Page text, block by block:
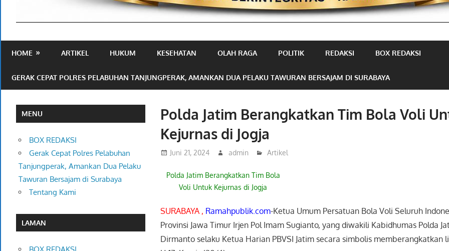
Publik
HOME ARTIKEL HUKUM KESEHATAN OLAH RAGA POLITIK REDAKSI BOX REDAKSI
GERAK CEPAT POLRES PELABUHAN TANJUNGPERAK, AMANKAN DUA PELAKU TAWURAN BERSAJAM DI SURABAYA
Polda Jatim Berangkatkan Tim Bola Voli
Kejurnas di Jogja
Juni 21, 2024 admin Artikel
Polda Jatim Berangkatkan Tim Bola
Voli Untuk Kejurnas di Jogja
SURABAYA , Ramahpublik.com-Ketua Umum Persatuan Bola Voli Seluruh
Provinsi Jawa Timur Irjen Pol Imam Sugianto, yang diwakili Kabidhumas Polda
Dirmanto selaku Ketua Harian PBVSI Jatim secara simbolis memberangkatkan
MENU
BOX REDAKSI
Gerak Cepat Polres Pelabuhan
Tanjungperak, Amankan Dua Pelaku
Tawuran Bersajam di Surabaya
Tentang Kami
LAMAN